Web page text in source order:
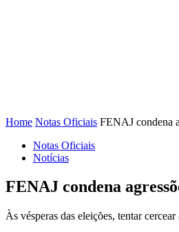
Home Notas Oficiais FENAJ condena
Notas Oficiais
Notícias
FENAJ condena
Às vésperas das eleições, tentar